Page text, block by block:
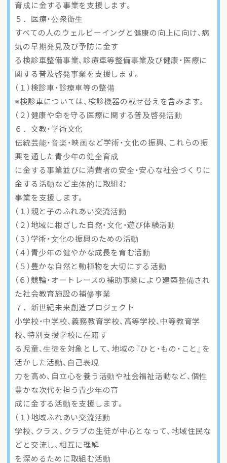
育成に金する事業を支援します。
５．医療・公衆衛生
すべての人のウェルビーイングと健康の向上に向け、病
気の早期発見及び予防に金す
る検診車整備事業、診療車等整備事業及び健康・医療に
関する普及啓発事業を支援します。
（１）検診車・診療車等の整備
※検診車については、検診機器の載せ替えを含みます。
（２）健康や命を守る医療に関する普及啓発活動
６．文教・学術文化
伝統芸能・音楽・映画など学術・文化の振興、これらの振
興を通した青少年の健全育成
に金する事業並びに消費者の安全・安心な社会づくりに
金する活動など主体的に取組む
事業を支援します。
（１）親と子のふれあい交流活動
（２）地域に根ざした自然・文化・遊び体験活動
（３）学術・文化の振興のための活動
（４）青少年の健やかな成長を育む活動
（５）豊かな自然と動植物を大切にする活動
（６）競輪・オートレースの補助事業により建築整備され
た社会教育施設の補修事業
７．新世紀未来創造プロジェクト
小学校・中学校、義務教育学校、高等学校、中等教育学
校、特別支援学校に在籍す
る児童、生徒を対象として、地域の『ひと・もの・こと』を
活かした活動、自己表現
力を高め、自立心を養う活動や社会福祉活動など、個性
豊かな次代を担う青少年の育
成に金する活動を支援します。
（１）地域ふれあい交流活動
学校、クラス、クラブの生徒が中心となって、地域住民な
どと交流し、相互に理解
を深めるために取組む活動